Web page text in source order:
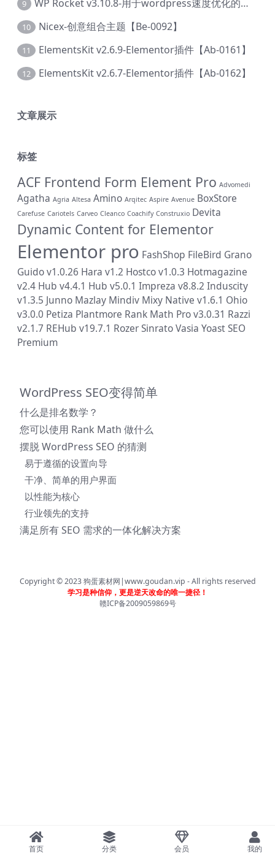
9 WP Rocket v3.10.8-用于wordpress速度优化的缓存加速插件【Cd-0019】
10 Nicex-创意组合主题【Be-0092】
11 ElementsKit v2.6.9-Elementor插件【Ab-0161】
12 ElementsKit v2.6.7-Elementor插件【Ab-0162】
文章展示
标签
ACF Frontend Form Element Pro Advomedi
Agatha Agria Altesa Amino Arqitec Aspire Avenue BoxStore
Carefuse Cariotels Carveo Cleanco Coachify Construxio Devita
Dynamic Content for Elementor
Elementor pro FashShop FileBird Grano
Guido v1.0.26 Hara v1.2 Hostco v1.0.3 Hotmagazine
v2.4 Hub v4.4.1 Hub v5.0.1 Impreza v8.8.2 Induscity
v1.3.5 Junno Mazlay Mindiv Mixy Native v1.6.1 Ohio
v3.0.0 Petiza Plantmore Rank Math Pro v3.0.31 Razzi
v2.1.7 REHub v19.7.1 RozerSinratoVasia Yoast SEO
Premium
WordPress SEO变得简单
什么是排名数学？
您可以使用 Rank Math 做什么
摆脱 WordPress SEO 的猜测
易于遵循的设置向导
干净、简单的用户界面
以性能为核心
行业领先的支持
满足所有 SEO 需求的一体化解决方案
Copyright © 2023狗蛋素材网|www.goudan.vip - All rights reserved
学习是种信仰，更是逆天改命的唯一捷径！
赣ICP备2009059869号